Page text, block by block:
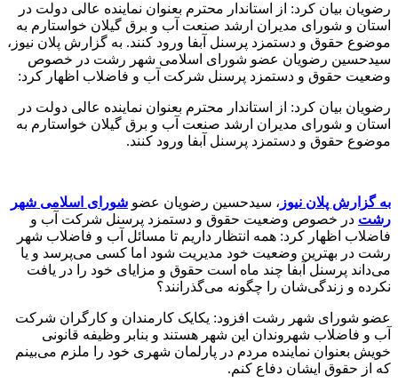
رضویان بیان کرد: از استاندار محترم بعنوان نماینده عالی دولت در
استان و شورای مدیران ارشد صنعت آب و برق گیلان خواستارم به
موضوع حقوق و دستمزد پرسنل آبفا ورود کنند. به گزارش پلان نیوز،
سیدحسین رضویان عضو شورای اسلامی شهر رشت در خصوص
وضعیت حقوق و دستمزد پرسنل شرکت آب و فاضلاب اظهار کرد:
رضویان بیان کرد: از استاندار محترم بعنوان نماینده عالی دولت در
استان و شورای مدیران ارشد صنعت آب و برق گیلان خواستارم به
موضوع حقوق و دستمزد پرسنل آبفا ورود کنند.
به گزارش پلان نیوز ، سیدحسین رضویان عضو شورای اسلامی شهر
رشت در خصوص وضعیت حقوق و دستمزد پرسنل شرکت آب و
فاضلاب اظهار کرد: همه انتظار داریم تا مسائل آب و فاضلاب شهر
رشت در بهترین وضعیت خود مدیریت شود اما کسی می‌پرسد و یا
می‌داند پرسنل آبفا چند ماه است حقوق و مزایای خود را در یافت
نکرده و زندگی‌شان را چگونه می‌گذرانند؟
عضو شورای شهر رشت افزود: یکایک کارمندان و کارگران شرکت
آب و فاضلاب شهروندان این شهر هستند و بنابر وظیفه قانونی
خویش بعنوان نماینده مردم در پارلمان شهری خود را ملزم می‌بینم
که از حقوق ایشان دفاع کنم.